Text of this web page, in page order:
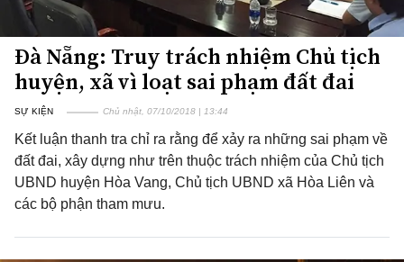
Đà Nẵng: Truy trách nhiệm Chủ tịch
huyện, xã vì loạt sai phạm đất đai
SỰ KIỆN Chủ nhật, 07/10/2018 | 13:44
Kết luận thanh tra chỉ ra rằng để xảy ra những sai phạm về
đất đai, xây dựng như trên thuộc trách nhiệm của Chủ tịch
UBND huyện Hòa Vang, Chủ tịch UBND xã Hòa Liên và
các bộ phận tham mưu.